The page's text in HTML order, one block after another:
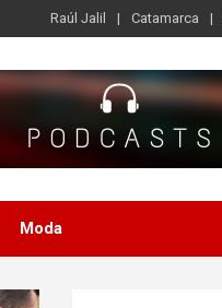
Raúl Jalil Catamarca
Moda